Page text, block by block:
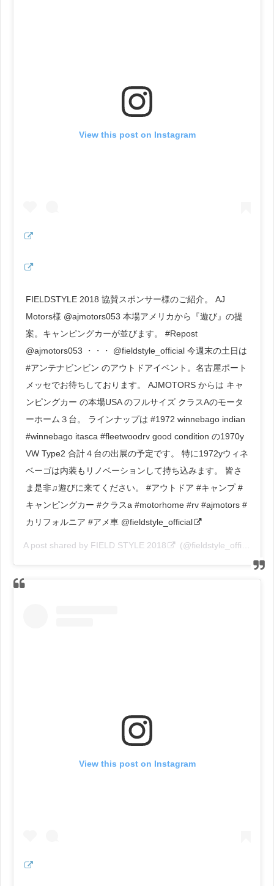
View this post on Instagram
FIELDSTYLE 2018 協賛スポンサー様のご紹介。 AJ
Motors様 @ajmotors053 本場アメリカから『遊び』の提
案。キャンピングカーが並びます。 #Repost
@ajmotors053 ・・・ @fieldstyle_official 今週末の土日は
#アンテナビンビン のアウトドアイベント。名古屋ポート
メッセでお待ちしております。 AJMOTORS からは キャ
ンピングカー の本場USA のフルサイズ クラスAのモータ
ーホーム３台。 ラインナップは #1972 winnebago indian
#winnebago itasca #fleetwoodrv good condition の1970y
VW Type2 合計４台の出展の予定です。 特に1972yウィネ
ベーゴは内装もリノベーションして持ち込みます。 皆さ
ま是非♫遊びに来てください。 #アウトドア #キャンプ #
キャンピングカー #クラスa #motorhome #rv #ajmotors #
カリフォルニア #アメ車 @fieldstyle_official
A post shared by FIELD STYLE 2018 (@fieldstyle_official) on
View this post on Instagram